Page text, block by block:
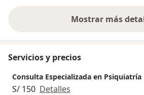
Mostrar mássobre
Servicios y precios
Consulta Especializada en Psiquiatría
S/ 150 Detalles